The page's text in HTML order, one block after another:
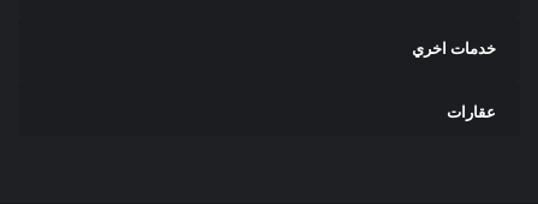
خدمات اخري
عقارات